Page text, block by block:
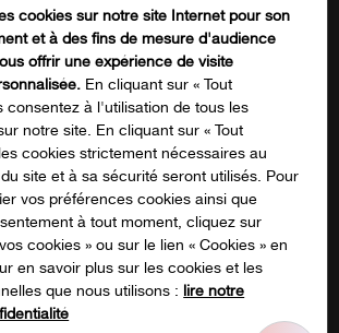
Name
qu’à des fins de
rester inchangé.
à notre newsletter
réseaux !
cookies sur notre site Internet pour son
et à des fins de mesure d'audience
offrir une expérience de visite
En cliquant sur « Tout
consentez à l'utilisation de tous les
notre site. En cliquant sur « Tout
cookies strictement nécessaires au
site et à sa sécurité seront utilisés. Pour
vos préférences cookies ainsi que
à tout moment, cliquez sur
cookies » ou sur le lien « Cookies » en
en savoir plus sur les cookies et les
que nous utilisons :lire notre